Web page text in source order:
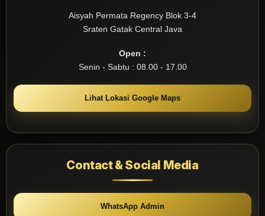
Aisyah Permata Regency Blok 3-4
Sraten Gatak Central Java
Open :
Senin - Sabtu : 08.00 - 17.00
Lihat Lokasi Google Maps
Contact & Social Media
WhatsApp Admin